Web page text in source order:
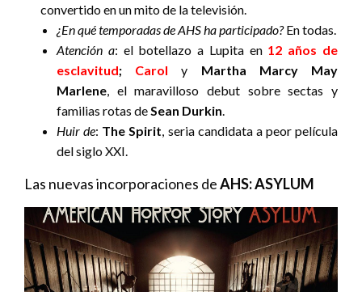
convertido en un mito de la televisión.
¿En qué temporadas de AHS ha participado?En todas.
Atención a: el botellazo a Lupita en 12 años de
esclavitud; Carol y Martha Marcy May
Marlene , el maravilloso debut sobre sectas y
familias rotas de Sean Durkin
Huir de: The Spirit , seria candidata a peor película
del siglo XXI.
Las nuevas incorporaciones deAHS: ASYLUM